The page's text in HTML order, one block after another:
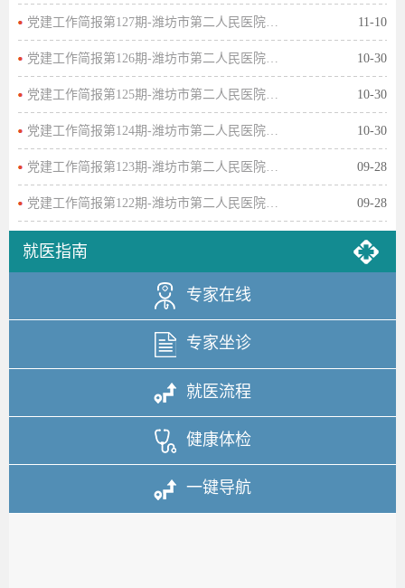
11-10
10-30
10-30
10-30
09-28
09-28
就医指南
专家在线
专家坐诊
就医流程
健康体检
一键导航